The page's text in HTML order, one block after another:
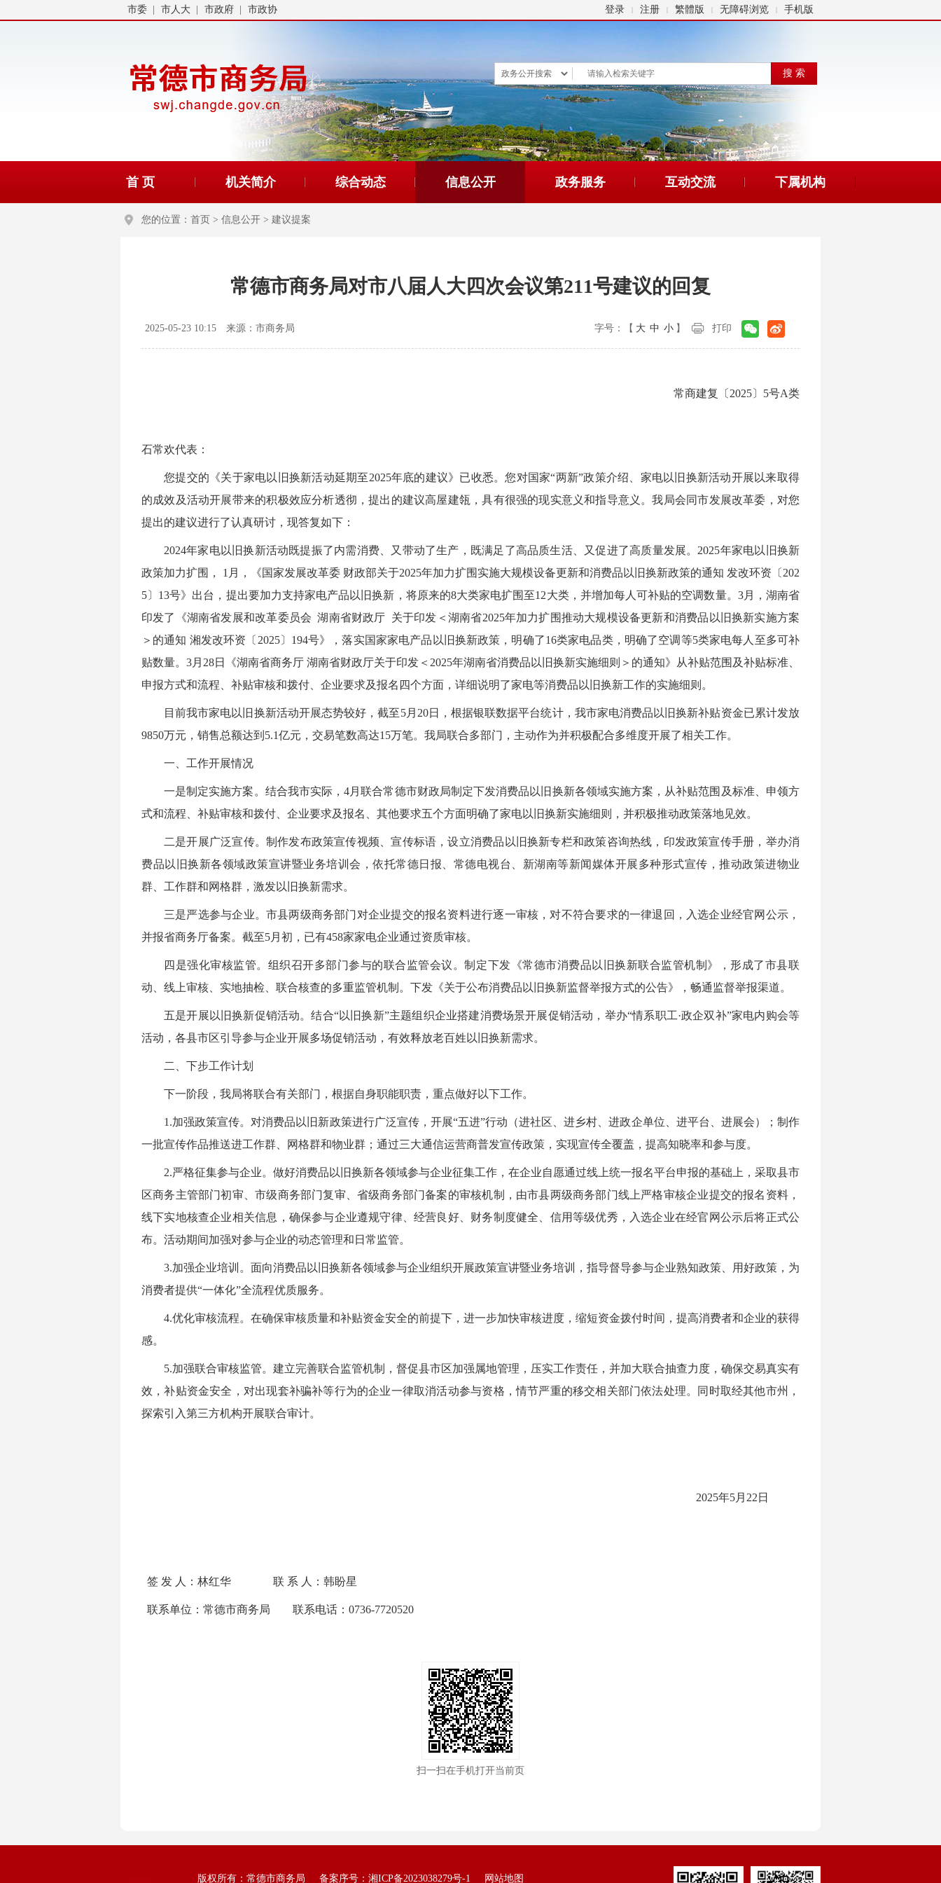
市委 市人大 市政府 市政协 登录 | 注册 | 繁體版 | 无障碍浏览 | 手机版
首 页 机关简介 综合动态 信息公开 政务服务 互动交流 下属机构
您的位置： 首页 > 信息公开 > 建议提案
常德市商务局对市八届人大四次会议第211号建议的回复
2025-05-23 10:15 来源：市商务局 字号：【 大 中 小 】 打印
常商建复〔2025〕5号A类
石常欢代表：
您提交的《关于家电以旧换新活动延期至2025年底的建议》已收悉。您对国家“两新”政策介绍、家电以旧换新活动开展以来取得
的成效及活动开展带来的积极效应分析透彻，提出的建议高屋建瓴，具有很强的现实意义和指导意义。我局会同市发展改革委，对您
提出的建议进行了认真研讨，现答复如下：
2024年家电以旧换新活动既提振了内需消费、又带动了生产，既满足了高品质生活、又促进了高质量发展。2025年家电以旧换新
政策加力扩围， 1月，《国家发展改革委 财政部关于2025年加力扩围实施大规模设备更新和消费品以旧换新政策的通知 发改环资〔202
5〕13号》出台，提出要加力支持家电产品以旧换新，将原来的8大类家电扩围至12大类，并增加每人可补贴的空调数量。3月，湖南省
印发了《湖南省发展和改革委员会 湖南省财政厅 关于印发＜湖南省2025年加力扩围推动大规模设备更新和消费品以旧换新实施方案
＞的通知 湘发改环资〔2025〕194号》，落实国家家电产品以旧换新政策，明确了16类家电品类，明确了空调等5类家电每人至多可补
贴数量。3月28日《湖南省商务厅 湖南省财政厅关于印发＜2025年湖南省消费品以旧换新实施细则＞的通知》从补贴范围及补贴标准、
申报方式和流程、补贴审核和拨付、企业要求及报名四个方面，详细说明了家电等消费品以旧换新工作的实施细则。
目前我市家电以旧换新活动开展态势较好，截至5月20日，根据银联数据平台统计，我市家电消费品以旧换新补贴资金已累计发放
9850万元，销售总额达到5.1亿元，交易笔数高达15万笔。我局联合多部门，主动作为并积极配合多维度开展了相关工作。
一、工作开展情况
一是制定实施方案。结合我市实际，4月联合常德市财政局制定下发消费品以旧换新各领域实施方案，从补贴范围及标准、申领方
式和流程、补贴审核和拨付、企业要求及报名、其他要求五个方面明确了家电以旧换新实施细则，并积极推动政策落地见效。
二是开展广泛宣传。制作发布政策宣传视频、宣传标语，设立消费品以旧换新专栏和政策咨询热线，印发政策宣传手册，举办消
费品以旧换新各领域政策宣讲暨业务培训会，依托常德日报、常德电视台、新湖南等新闻媒体开展多种形式宣传，推动政策进物业
群、工作群和网格群，激发以旧换新需求。
三是严选参与企业。市县两级商务部门对企业提交的报名资料进行逐一审核，对不符合要求的一律退回，入选企业经官网公示，
并报省商务厅备案。截至5月初，已有458家家电企业通过资质审核。
四是强化审核监管。组织召开多部门参与的联合监管会议。制定下发《常德市消费品以旧换新联合监管机制》，形成了市县联
动、线上审核、实地抽检、联合核查的多重监管机制。下发《关于公布消费品以旧换新监督举报方式的公告》，畅通监督举报渠道。
五是开展以旧换新促销活动。结合“以旧换新”主题组织企业搭建消费场景开展促销活动，举办“情系职工·政企双补”家电内购会等
活动，各县市区引导参与企业开展多场促销活动，有效释放老百姓以旧换新需求。
二、下步工作计划
下一阶段，我局将联合有关部门，根据自身职能职责，重点做好以下工作。
1.加强政策宣传。对消费品以旧新政策进行广泛宣传，开展“五进”行动（进社区、进乡村、进政企单位、进平台、进展会）；制作
一批宣传作品推送进工作群、网格群和物业群；通过三大通信运营商普发宣传政策，实现宣传全覆盖，提高知晓率和参与度。
2.严格征集参与企业。做好消费品以旧换新各领域参与企业征集工作，在企业自愿通过线上统一报名平台申报的基础上，采取县市
区商务主管部门初审、市级商务部门复审、省级商务部门备案的审核机制，由市县两级商务部门线上严格审核企业提交的报名资料，
线下实地核查企业相关信息，确保参与企业遵规守律、经营良好、财务制度健全、信用等级优秀，入选企业在经官网公示后将正式公
布。活动期间加强对参与企业的动态管理和日常监管。
3.加强企业培训。面向消费品以旧换新各领域参与企业组织开展政策宣讲暨业务培训，指导督导参与企业熟知政策、用好政策，为
消费者提供“一体化”全流程优质服务。
4.优化审核流程。在确保审核质量和补贴资金安全的前提下，进一步加快审核进度，缩短资金拨付时间，提高消费者和企业的获得
感。
5.加强联合审核监管。建立完善联合监管机制，督促县市区加强属地管理，压实工作责任，并加大联合抽查力度，确保交易真实有
效，补贴资金安全，对出现套补骗补等行为的企业一律取消活动参与资格，情节严重的移交相关部门依法处理。同时取经其他市州，
探索引入第三方机构开展联合审计。
2025年5月22日
签 发 人：林红华 联 系 人：韩盼星
联系单位：常德市商务局 联系电话：0736-7720520
扫一扫在手机打开当前页
版权所有：常德市商务局 备案序号： 湘ICP备2023038279号-1 网站地图